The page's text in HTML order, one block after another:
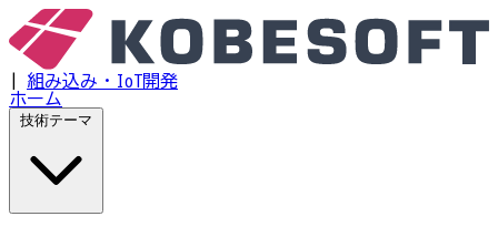
組み込み・IoT開発
ホーム